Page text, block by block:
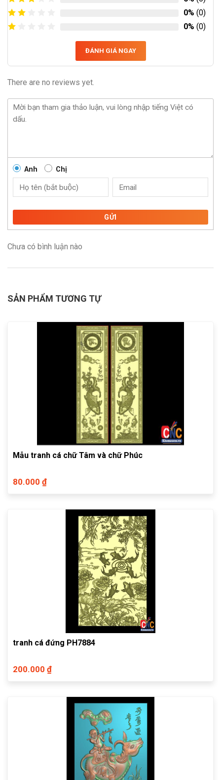
0% (0)
0% (0)
ĐÁNH GIÁ NGAY
There are no reviews yet.
Anh Chị
GỬI
Chưa có bình luận nào
SẢN PHẨM TƯƠNG TỰ
Mẫu tranh cá chữ Tâm và chữ Phúc
80.000 ₫
tranh cá đứng PH7884
200.000 ₫